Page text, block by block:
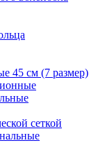
45 см (7 размер)
сеткой